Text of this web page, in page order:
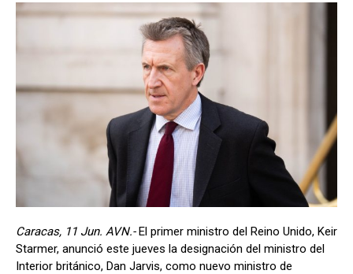
Caracas, 11 Jun. AVN.-El primer ministro del Reino Unido, Keir
Starmer, anunció este jueves la designación del ministro del
Interior británico, Dan Jarvis, como nuevo ministro de